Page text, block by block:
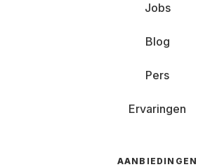
Jobs
Blog
Pers
Ervaringen
AANBIEDINGEN